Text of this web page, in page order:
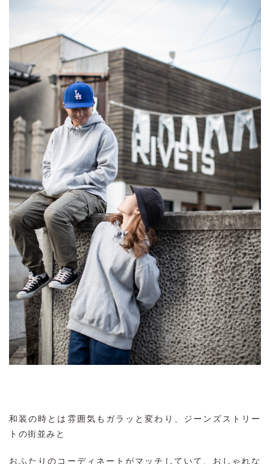
和装の時とは雰囲気もガラッと変わり、ジーンズストリー
トの街並みと
おふたりのコーディネートがマッチしていて、おしゃれな